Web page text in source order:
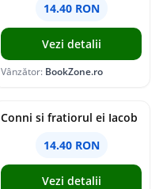
14.40 RON
Vezi detalii
Vânzător: BookZone.ro
Conni si fratiorul ei Iacob
14.40 RON
Vezi detalii